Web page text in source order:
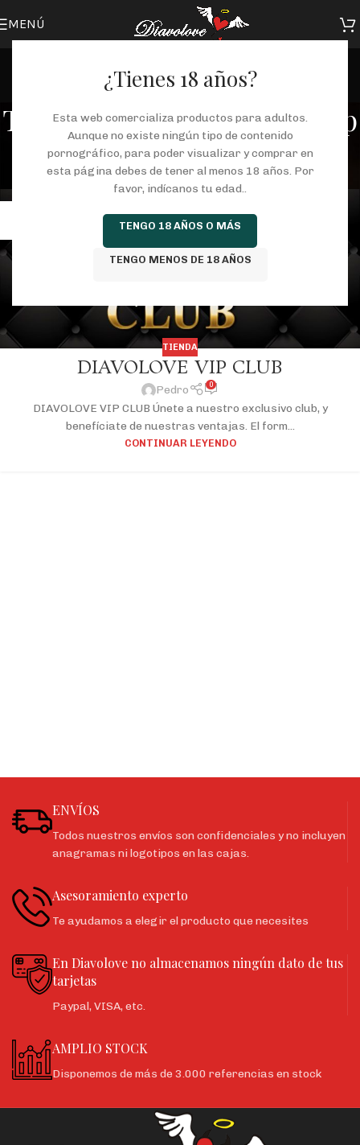
¿Tienes 18 años?
Esta web comercializa productos para adultos.
Aunque no existe ningún tipo de contenido
pornográfico, para poder visualizar y comprar en
esta página debes de tener al menos 18 años. Por
favor, indícanos tu edad..
TENGO 18 AÑOS O MÁS
TENGO MENOS DE 18 AÑOS
MENÚ
Tag Archives: diavolove vip
club
Portada
TIENDA
DIAVOLOVE VIP CLUB
Pedro 0
DIAVOLOVE VIP CLUB Únete a nuestro exclusivo club, y
benefíciate de nuestras ventajas. El form...
CONTINUAR LEYENDO
ENVÍOS
Todos nuestros envíos son confidenciales y no incluyen
anagramas ni logotipos en las cajas.
Asesoramiento experto
Te ayudamos a elegir el producto que necesites
En Diavolove no almacenamos ningún dato de tus
tarjetas
Paypal, VISA, etc.
AMPLIO STOCK
Disponemos de más de 3.000 referencias en stock